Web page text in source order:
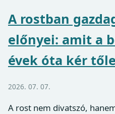
A rostban
előnyei: amit a
évek óta kér
2026. 07. 07.
A rost nem divatszó,